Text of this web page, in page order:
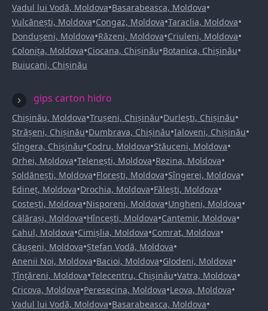
Vadul lui Vodă, Moldova•Basarabeasca, Moldova•
Vulcănești, Moldova•Congaz, Moldova•Taraclia, Moldova•
Dondușeni, Moldova•Răzeni, Moldova•Criuleni, Moldova•
Colonița, Moldova•Ciocana, Chișinău•Botanica, Chișinău•
Buiucani, Chișinău
gips carton hidro
Chișinău, Moldova•Trușeni, Chișinău•Durlești, Chișinău•
Strășeni, Chișinău•Dumbrava, Chișinău•Ialoveni, Chișinău•
Sîngera, Chișinău•Codru, Moldova•Stăuceni, Moldova•
Orhei, Moldova•Telenești, Moldova•Rezina, Moldova•
Șoldănești, Moldova•Florești, Moldova•Sîngerei, Moldova•
Edineț, Moldova•Drochia, Moldova•Fălești, Moldova•
Costești, Moldova•Nisporeni, Moldova•Ungheni, Moldova•
Călărași, Moldova•Hîncești, Moldova•Cantemir, Moldova•
Cahul, Moldova•Cimișlia, Moldova•Comrat, Moldova•
Căușeni, Moldova•Ștefan Vodă, Moldova•
Anenii Noi, Moldova•Bacioi, Moldova•Glodeni, Moldova•
Țînțăreni, Moldova•Telecentru, Chișinău•Vatra, Moldova•
Cricova, Moldova•Peresecina, Moldova•Leova, Moldova•
Vadul lui Vodă, Moldova•Basarabeasca, Moldova•